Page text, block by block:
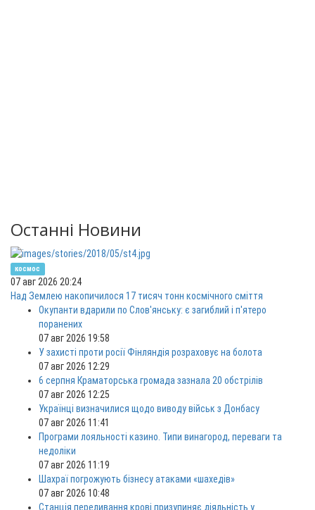
Останні Новини
космос
07 авг 2026 20:24
Над Землею накопичилося 17 тисяч тонн космічного сміття
Окупанти вдарили по Слов'янську: є загиблий і п'ятеро
поранених
07 авг 2026 19:58
У захисті проти росії Фінляндія розраховує на болота
07 авг 2026 12:29
6 серпня Краматорська громада зазнала 20 обстрілів
07 авг 2026 12:25
Українці визначилися щодо виводу військ з Донбасу
07 авг 2026 11:41
Програми лояльності казино. Типи винагород, переваги та
недоліки
07 авг 2026 11:19
Шахраї погрожують бізнесу атаками «шахедів»
07 авг 2026 10:48
Станція переливання крові призупиняє діяльність у